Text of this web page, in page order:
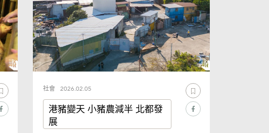
社會 2026.02.05
港豬變天 小豬農減半 北都發
展